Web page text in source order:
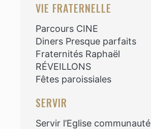
VIE FRATERNELLE
Parcours CINE
Diners Presque parfaits
Fraternités Raphaël
RÉVEILLONS
Fêtes paroissiales
SERVIR
Servir l’Eglise communauté